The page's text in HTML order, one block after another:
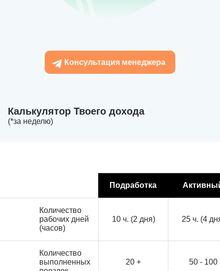
Консультация менеджера
Калькулятор Твоего дохода
(*за неделю)
Подработка
Количество
рабочих дней
(часов)
10 ч. (2 дня) 25 ч. (4
Количество
выполненных
20 + 50 - 100